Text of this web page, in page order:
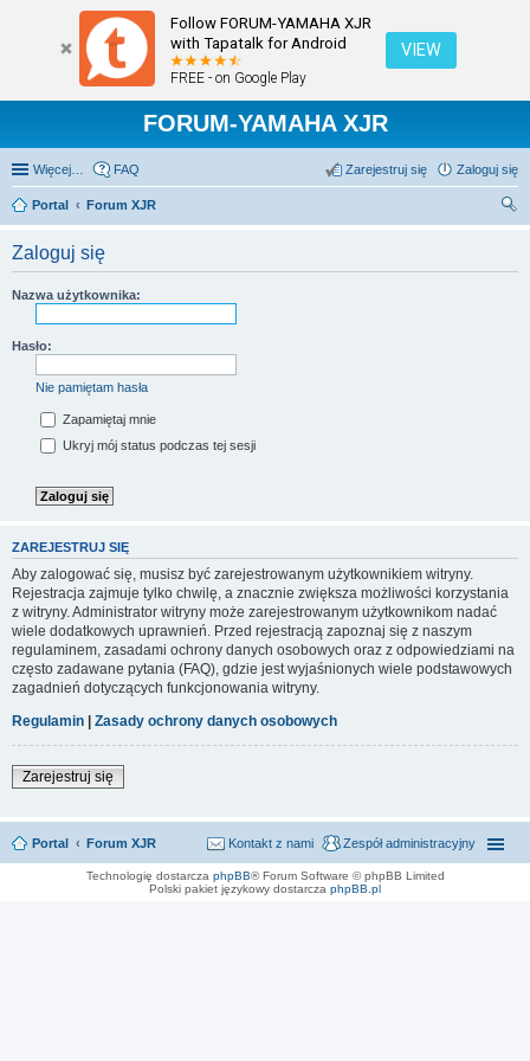
Follow FORUM-YAMAHA XJR
with Tapatalk for Android
FREE - on Google Play
VIEW
FORUM-YAMAHA XJR
Więcej… FAQ Zaloguj się
Zarejestruj się
Portal
Forum XJR
Zaloguj się
Nazwa użytkownika:
Hasło:
Nie pamiętam hasła
Zapamiętaj mnie
Ukryj mój status podczas tej sesji
ZAREJESTRUJ SIĘ
Aby zalogować się, musisz być zarejestrowanym użytkownikiem witryny.
Rejestracja zajmuje tylko chwilę, a znacznie zwiększa możliwości korzystania
z witryny. Administrator witryny może zarejestrowanym użytkownikom nadać
wiele dodatkowych uprawnień. Przed rejestracją zapoznaj się z naszym
regulaminem, zasadami ochrony danych osobowych oraz z odpowiedziami na
często zadawane pytania (FAQ), gdzie jest wyjaśnionych wiele podstawowych
zagadnień dotyczących funkcjonowania witryny.
Regulamin
Zasady ochrony danych osobowych
Zarejestruj się
Portal Forum XJR Zespół administracyjny
Kontakt z nami
Technologię dostarcza phpBB® Forum Software © phpBB Limited
Polski pakiet językowy dostarcza phpBB.pl